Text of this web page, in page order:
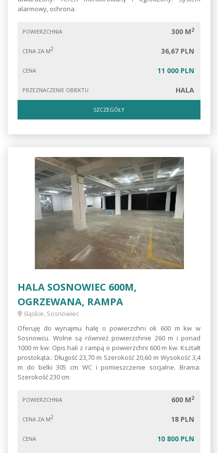
alarmowy, ochrona.
POWIERZCHNIA 300 M2
CENA ZA M2 36,67 PLN
CENA 11 000 PLN
PRZEZNACZENIE OBIEKTU HALA
SZCZEGÓŁY
HALA SOSNOWIEC 600M,
OGRZEWANA, RAMPA
śląskie, Sosnowiec
Oferuję do wynajmu halę o powierzchni ok 600 m kw w
Sosnowcu. Wolne są również powierzchnie 260 m i ponad
1000 m kw. Opis hali z rampą o powierzchni 600 m kw. Kształt
prostokąta.: Długość 23,70 m Szerokość 20,60 m Wysokość 3,4
m do belki 305 cm WC i pomieszczenie socjalne. Brama:
Szerokość 230 cm
POWIERZCHNIA 600 M2
CENA ZA M2 18 PLN
CENA 10 800 PLN